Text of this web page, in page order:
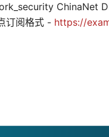
ChinaNet
订阅格式 - https://